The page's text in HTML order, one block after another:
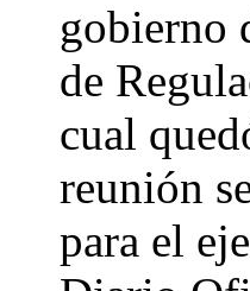
gobierno
de
cual
reunión
para el